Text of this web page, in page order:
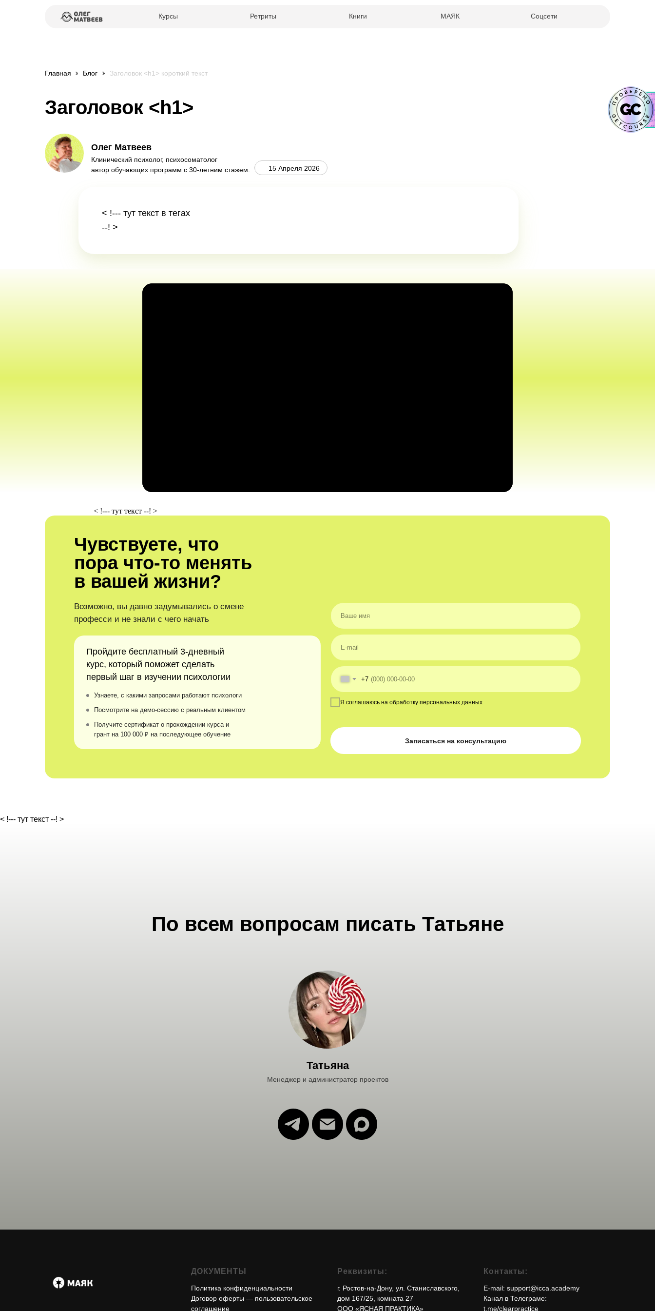
Курсы МАЯК
Книги
Ретриты Соцсети
Главная Блог Заголовок <h1> короткий текст
Заголовок <h1>
Олег Матвеев
Клинический психолог, психосоматолог
автор обучающих программ с 30-летним стажем.
15 Апреля 2026
< !--- тут текст в тегах
--! >
< !--- тут текст --! >
Возможно, вы давно задумывались о смене
професси и не знали с чего начать
Узнаете, с какими запросами работают психологи
Чувствуете, что
пора что-то менять
в вашей жизни?
Пройдите бесплатный 3-дневный
курс, который поможет сделать
первый шаг в изучении психологии
Посмотрите на демо-сессию с реальным клиентом
Получите сертификат о прохождении курса и
грант на 100 000 ₽ на последующее обучение
+7
Я соглашаюсь на обработку персональных данных
Записаться на консультацию
< !--- тут текст --! >
По всем вопросам писать Татьяне
Татьяна
Менеджер и администратор проектов
ДОКУМЕНТЫ
Политика конфиденциальности
Договор оферты — пользовательское
соглашение
Реквизиты:
г. Ростов-на-Дону, ул. Станиславского,
дом 167/25, комната 27
ООО «ЯСНАЯ ПРАКТИКА»
Контакты:
E-mail: support@icca.academy
Канал в Телеграме:
t.me/clearpractice